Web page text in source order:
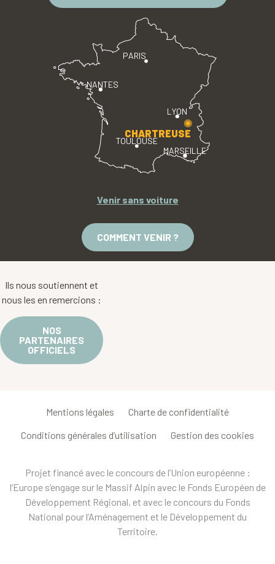
PARIS
LYON
TOULOUSE
MARSEILLE
NANTES
CHARTREUSE
Venir sans voiture
COMMENT VENIR ?
Ils nous soutiennent et
nous les en remercions :
NOS
PARTENAIRES
OFFICIELS
Mentions légales Charte de confidentialité
Conditions générales d’utilisation Gestion des cookies
Projet financé avec le concours de l’Union européenne :
l’Europe s’engage sur le Massif Alpin avec le Fonds Européen de
Développement Régional, et avec le concours du Fonds
National pour l’Aménagement et le Développement du
Territoire.